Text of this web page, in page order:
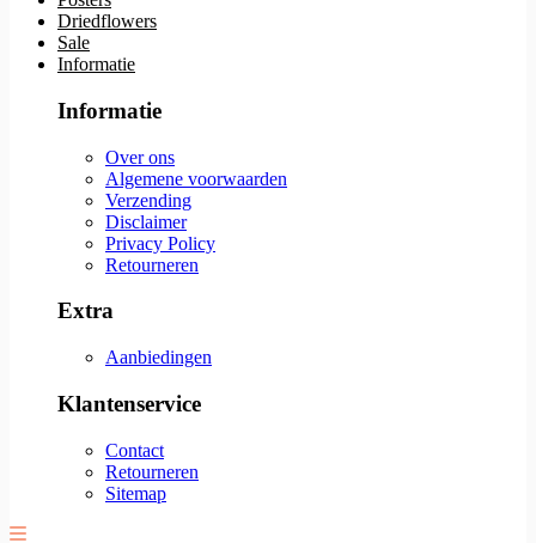
Driedflowers
Sale
Informatie
Informatie
Over ons
Algemene voorwaarden
Verzending
Disclaimer
Privacy Policy
Retourneren
Extra
Aanbiedingen
Klantenservice
Contact
Retourneren
Sitemap